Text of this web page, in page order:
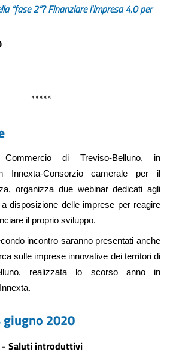
“fase 2”? Finanziare l'impresa 4.0 per
*****
di Treviso-Belluno, in
Innexta-Consorzio camerale per il
organizza due webinar dedicati agli
disposizione delle imprese per reagire
il proprio sviluppo.
incontro saranno presentati anche
sulle imprese innovative dei territori di
realizzata lo scorso anno in
giugno 2020
- Saluti introduttivi